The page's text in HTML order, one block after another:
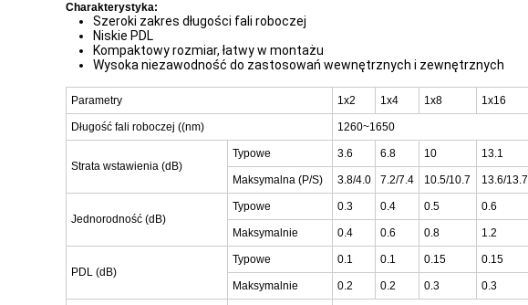
Charakterystyka:
Szeroki zakres długości fali roboczej
Niskie PDL
Kompaktowy rozmiar, łatwy w montażu
Wysoka niezawodność do zastosowań wewnętrznych i zewnętrznych
Parametry 1x2 1x4 1x8 1x16
Długość fali roboczej ((nm) 1260~1650
Strata wstawienia (dB)
Typowe 3.6 6.8 10 13.1
Maksymalna (P/S) 3.8/4.0 7.2/7.4 10.5/10.7 13.6/13.7
Jednorodność (dB)
Typowe 0.3 0.4 0.5 0.6
Maksymalnie 0.4 0.6 0.8 1.2
PDL (dB)
Typowe 0.1 0.1 0.15 0.15
Maksymalnie 0.2 0.2 0.3 0.3